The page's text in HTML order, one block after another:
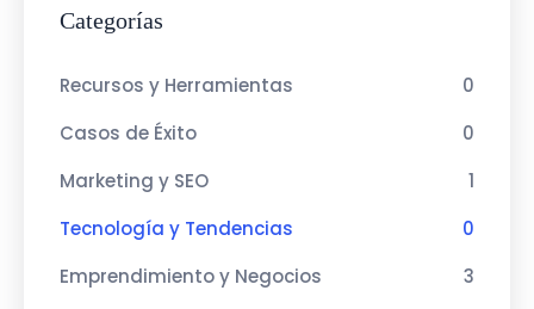
Categorías
Recursos y Herramientas
0
Casos de Éxito
0
Marketing y SEO
1
Tecnología y Tendencias
0
Emprendimiento y Negocios
3